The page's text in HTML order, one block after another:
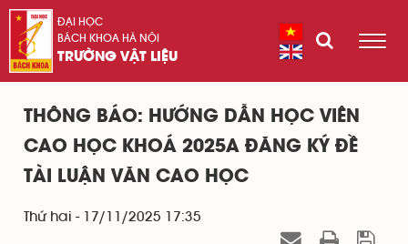
ĐẠI HỌC
BÁCH KHOA HÀ NỘI
TRƯỜNG VẬT LIỆU
THÔNG BÁO: HƯỚNG DẪN HỌC VIÊN
CAO HỌC KHOÁ 2025A ĐĂNG KÝ ĐỀ
TÀI LUẬN VĂN CAO HỌC
Thứ hai - 17/11/2025 17:35